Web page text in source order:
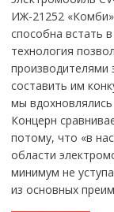
ИЖ-21252
способна встать
технология
производителями
составить им
мы
Концерн
потому, что «в
области
минимум не
из основных